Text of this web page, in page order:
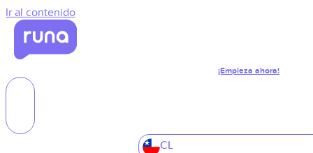
Ir al contenido
¡Empieza ahora!
CL